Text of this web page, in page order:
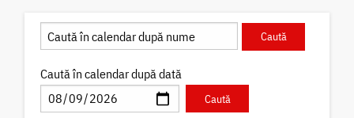
Caută în calendar după dată